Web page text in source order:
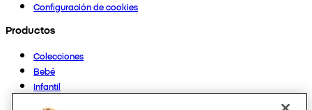
Configuración de cookies
Productos
Colecciones
Bebé
Infantil